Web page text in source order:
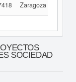
Zaragoza
SOCIEDAD